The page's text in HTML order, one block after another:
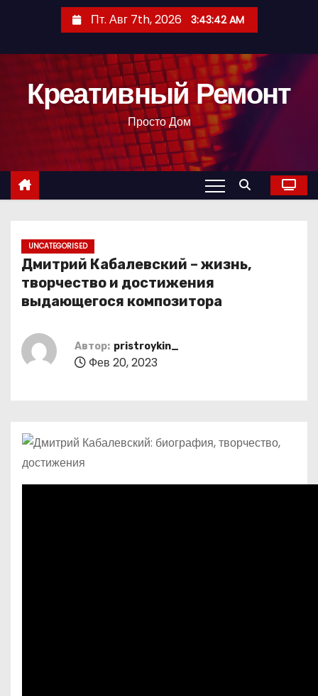
с
Пт. Авг 7th, 2026 3:43:43 AM
Креативный Ремонт
Просто Дом
UNCATEGORISED
Дмитрий Кабалевский – жизнь,
творчество и достижения
выдающегося композитора
Автор: pristroykin_
Фев 20, 2023